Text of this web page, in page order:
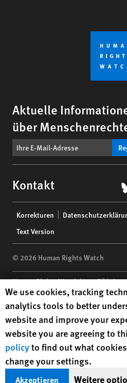
Aktuelle
über
Kontakt
menu
Korrekturen
Text Version
© 2026 Human Rights Watch
Human Rights Watch| 350 Fifth
10118-3299USA|t 1.212.290.4700
Human Rights Watchis a 501(C)(3)
under EIN: 13-2875808
Human Rights Watch cookie
We use cookies, tracking
analytics tools to better
website and improve your
website you are agreeing to
policyto find out what
change your settings.
Akzeptieren Weitere